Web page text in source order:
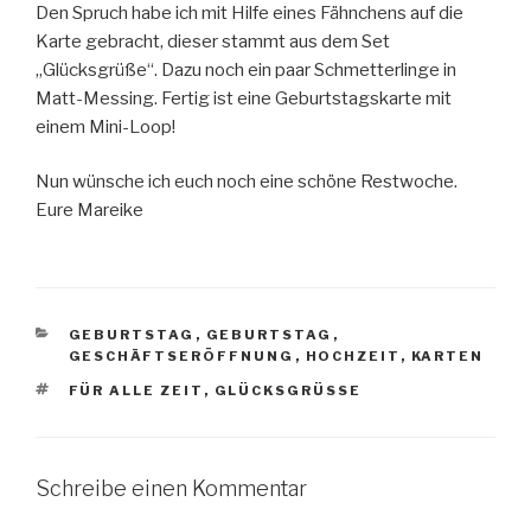
Den Spruch habe ich mit Hilfe eines Fähnchens auf die
Karte gebracht, dieser stammt aus dem Set
„Glücksgrüße“. Dazu noch ein paar Schmetterlinge in
Matt-Messing. Fertig ist eine Geburtstagskarte mit
einem Mini-Loop!
Nun wünsche ich euch noch eine schöne Restwoche.
Eure Mareike
KATEGORIEN
GEBURTSTAG , GEBURTSTAG ,
GESCHÄFTSERÖFFNUNG , HOCHZEIT , KARTEN
SCHLAGWÖRTER
FÜR ALLE ZEIT , GLÜCKSGRÜSSE
Schreibe einen Kommentar